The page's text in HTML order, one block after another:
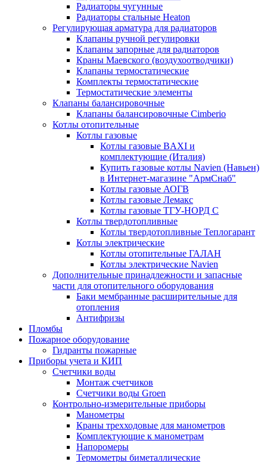
Радиаторы чугунные
Радиаторы стальные Heaton
Регулирующая арматура для радиаторов
Клапаны ручной регулировки
Клапаны запорные для радиаторов
Краны Маевского (воздухоотводчики)
Клапаны термостатические
Комплекты термостатические
Термостатические элементы
Клапаны балансировочные
Клапаны балансировочные Cimberio
Котлы отопительные
Котлы газовые
Котлы газовые BAXI и
комплектующие (Италия)
Купить газовые котлы Navien (Навьен)
в Интернет-магазине "АрмСнаб"
Котлы газовые АОГВ
Котлы газовые Лемакс
Котлы газовые ТГУ-НОРД С
Котлы твердотопливные
Котлы твердотопливные Теплогарант
Котлы электрические
Котлы отопительные ГАЛАН
Котлы электрические Navien
Дополнительные принадлежности и запасные
части для отопительного оборудования
Баки мембранные расширительные для
отопления
Антифризы
Пломбы
Пожарное оборудование
Гидранты пожарные
Приборы учета и КИП
Счетчики воды
Монтаж счетчиков
Счетчики воды Groen
Контрольно-измерительные приборы
Манометры
Краны трехходовые для манометров
Комплектующие к манометрам
Напоромеры
Термометры биметаллические